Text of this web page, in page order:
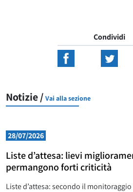
Condividi
Notizie / Vai alla sezione
28/07/2026
Liste d’attesa: lievi
permangono forti criticità
Liste d’attesa: secondo il monitoraggio